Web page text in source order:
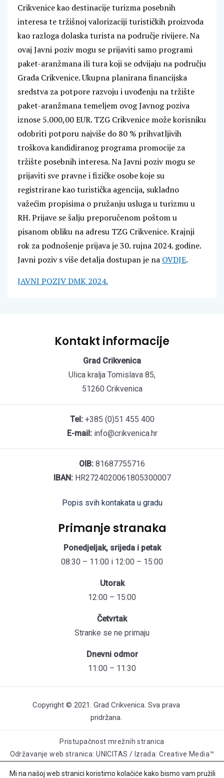
Crikvenice kao destinacije turizma posebnih
interesa te tržišnoj valorizaciji turističkih proizvoda
kao razloga dolaska turista na područje rivijere. Na
ovaj Javni poziv mogu se prijaviti samo programi
paket-aranžmana ili tura koji se odvijaju na području
Grada Crikvenice. Ukupna planirana financijska
sredstva za potpore razvoju i uvođenju na tržište
paket-aranžmana temeljem ovog Javnog poziva
iznose 5.000,00 EUR. TZG Crikvenice može korisniku
odobriti potporu najviše do 80 % prihvatljivih
troškova kandidiranog programa promocije za
tržište posebnih interesa. Na Javni poziv mogu se
prijaviti sve pravne i fizičke osobe koje su
registrirane kao turistička agencija, sukladno
važećim propisima o pružanju usluga u turizmu u
RH. Prijave se šalju preporučenom poštom u
pisanom obliku na adresu TZG Crikvenice. Krajnji
rok za podnošenje prijava je 30. rujna 2024. godine.
Javni poziv s više detalja dostupan je na OVDJE.
JAVNI POZIV DMK 2024.
Kontakt informacije
Grad Crikvenica
Ulica kralja Tomislava 85,
51260 Crikvenica
Tel:+385 (0)51 455 400
E-mail:info@crikvenica.hr
OIB: 81687755716
IBAN:HR2724020061805300007
Popis svih kontakata u gradu
Primanje stranaka
Ponedjeljak, srijeda i petak
08:30 – 11:00 i 12:00 – 15:00
Utorak
12:00 – 15:00
Četvrtak
Stranke se ne primaju
Dnevni odmor
11:00 – 11:30
Copyright © 2021. Grad Crikvenica. Sva prava
pridržana.
Pristupačnost mrežnih stranica
Održavanje web stranica: UNICITAS / Izrada: Creative Media™
Mi na našoj web stranici koristimo kolačiće kako bismo vam pružili